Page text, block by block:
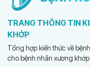
TRANG THÔNG TIN
KHỚP
Tổng hợp kiến thức về
cho bệnh nhân xương khớp